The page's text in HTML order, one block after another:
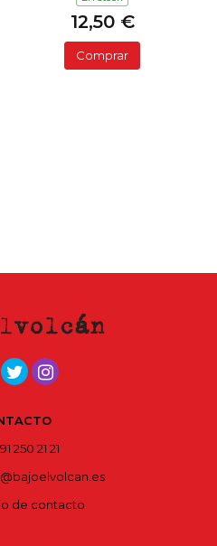
12,50 €
Comprar
250 21 21
de contacto